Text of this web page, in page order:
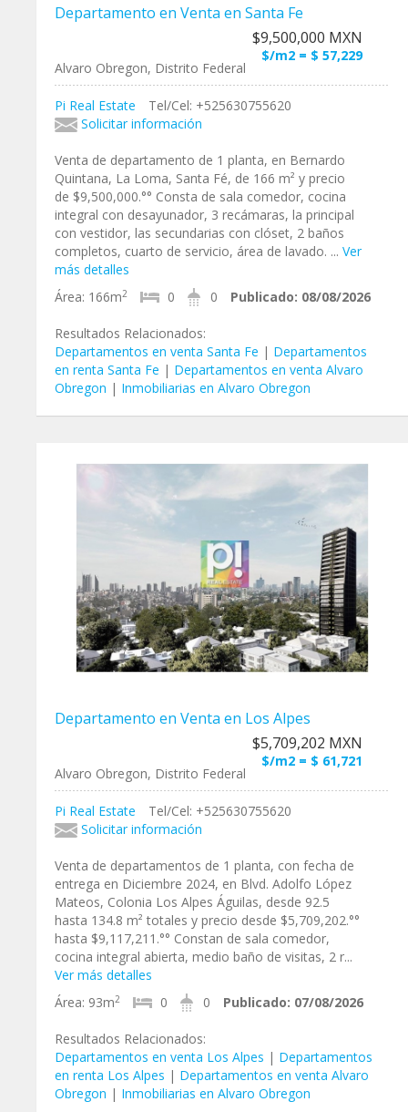
Departamento en Venta en Santa Fe
$9,500,000 MXN
$/m2 = $ 57,229
Alvaro Obregon, Distrito Federal
Pi Real Estate
Tel/Cel: +525630755620
Solicitar información
Venta de departamento de 1 planta, en Bernardo
Quintana, La Loma, Santa Fé, de 166 m² y precio
de $9,500,000.°° Consta de sala comedor, cocina
integral con desayunador, 3 recámaras, la principal
con vestidor, las secundarias con clóset, 2 baños
completos, cuarto de servicio, área de lavado. ... Ver
más detalles
Área: 166m2 0 0 Publicado: 08/08/2026
Resultados Relacionados:
Departamentos en venta Santa Fe | Departamentos
en renta Santa Fe | Departamentos en venta Alvaro
Obregon | Inmobiliarias en Alvaro Obregon
Departamento en Venta en Los Alpes
$5,709,202 MXN
$/m2 = $ 61,721
Alvaro Obregon, Distrito Federal
Pi Real Estate
Tel/Cel: +525630755620
Solicitar información
Venta de departamentos de 1 planta, con fecha de
entrega en Diciembre 2024, en Blvd. Adolfo López
Mateos, Colonia Los Alpes Águilas, desde 92.5
hasta 134.8 m² totales y precio desde $5,709,202.°°
hasta $9,117,211.°° Constan de sala comedor,
cocina integral abierta, medio baño de visitas, 2 r...
Ver más detalles
Área: 93m2 0 0 Publicado: 07/08/2026
Resultados Relacionados:
Departamentos en venta Los Alpes | Departamentos
en renta Los Alpes | Departamentos en venta Alvaro
Obregon | Inmobiliarias en Alvaro Obregon